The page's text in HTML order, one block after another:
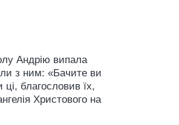
Андрію випала
з ним: «Бачите ви
ці, благословив їх,
Христового на